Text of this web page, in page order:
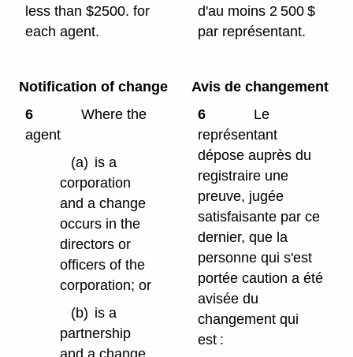
less than $2500. for
each agent.
d'au moins 2 500 $
par représentant.
Notification of change
6
Where the
agent
(a) is a
corporation
and a change
occurs in the
directors or
officers of the
corporation; or
(b) is a
partnership
and a change
Avis de changement
6
Le
représentant
dépose auprès du
registraire une
preuve, jugée
satisfaisante par ce
dernier, que la
personne qui s'est
portée caution a été
avisée du
changement qui
est :